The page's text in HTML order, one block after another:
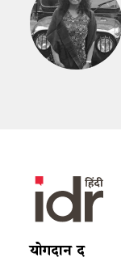
योगदान दें